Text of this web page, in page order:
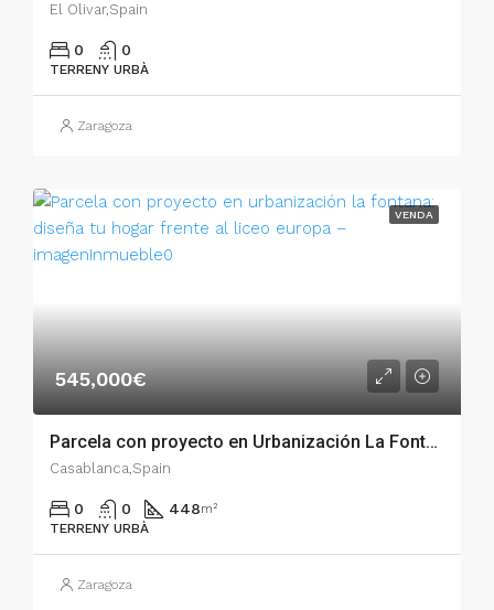
El Olivar,Spain
0 0
TERRENY URBÀ
Zaragoza
VENDA
545,000€
Parcela con proyecto en Urbanización La Fontana: Diseña tu hogar frente al Liceo Europa – 54032
Casablanca,Spain
0 0 448m²
TERRENY URBÀ
Zaragoza